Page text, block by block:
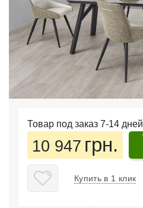
Товар под заказ 7-14 дней
10 947 грн.
Купить в 1 клик